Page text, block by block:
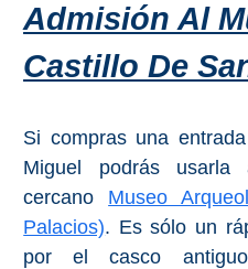
Admisión Al
Castillo De
Si compras una
Miguel podrás usarla
cercano Museo
Palacios). Es sólo un
por el casco